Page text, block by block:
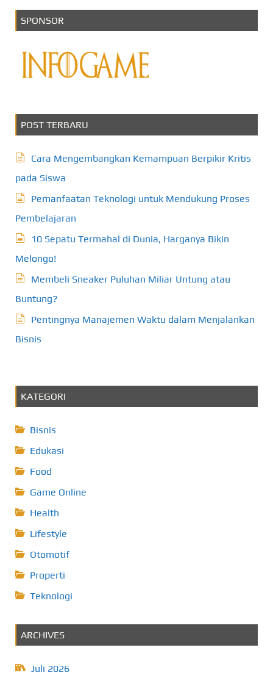
SPONSOR
POST TERBARU
Cara Mengembangkan Kemampuan Berpikir Kritis
pada Siswa
Pemanfaatan Teknologi untuk Mendukung Proses
Pembelajaran
10 Sepatu Termahal di Dunia, Harganya Bikin
Melongo!
Membeli Sneaker Puluhan Miliar Untung atau
Buntung?
Pentingnya Manajemen Waktu dalam Menjalankan
Bisnis
KATEGORI
Bisnis
Edukasi
Food
Game Online
Health
Lifestyle
Otomotif
Properti
Teknologi
ARCHIVES
Juli 2026